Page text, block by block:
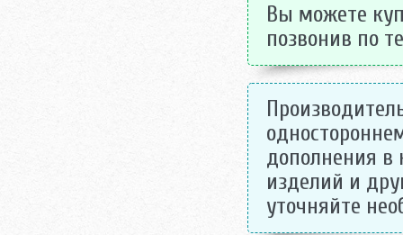
Вы можете
позвонив по
дополнения
изделий и
уточняйте